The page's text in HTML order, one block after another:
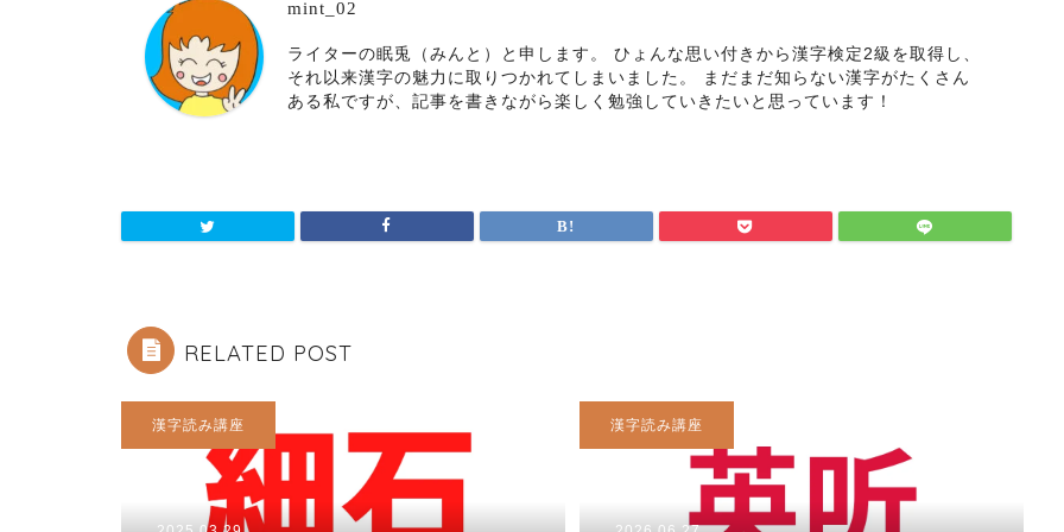
mint_02
ライターの眠兎（みんと）と申します。 ひょんな思い付きから漢字検定2級を取得し、
それ以来漢字の魅力に取りつかれてしまいました。 まだまだ知らない漢字がたくさん
ある私ですが、記事を書きながら楽しく勉強していきたいと思っています！
RELATED POST
漢字読み講座 漢字読み講座